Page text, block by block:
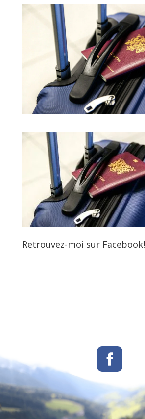
Retrouvez-moi sur Facebook!